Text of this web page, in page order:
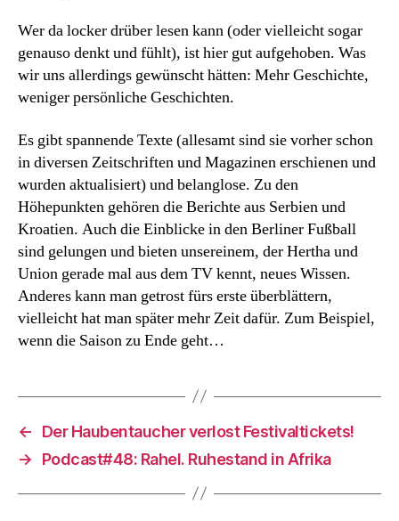
Wer da locker drüber lesen kann (oder vielleicht sogar
genauso denkt und fühlt), ist hier gut aufgehoben. Was
wir uns allerdings gewünscht hätten: Mehr Geschichte,
weniger persönliche Geschichten.
Es gibt spannende Texte (allesamt sind sie vorher schon
in diversen Zeitschriften und Magazinen erschienen und
wurden aktualisiert) und belanglose. Zu den
Höhepunkten gehören die Berichte aus Serbien und
Kroatien. Auch die Einblicke in den Berliner Fußball
sind gelungen und bieten unsereinem, der Hertha und
Union gerade mal aus dem TV kennt, neues Wissen.
Anderes kann man getrost fürs erste überblättern,
vielleicht hat man später mehr Zeit dafür. Zum Beispiel,
wenn die Saison zu Ende geht…
←
Der Haubentaucher verlost Festivaltickets!
→
Podcast#48: Rahel. Ruhestand in Afrika